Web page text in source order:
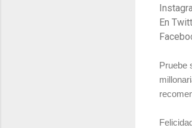
En
Pruebe